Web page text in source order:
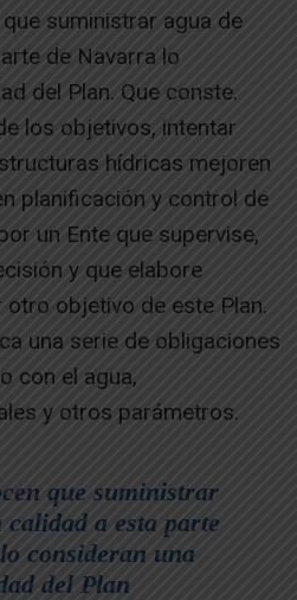
suministrar agua de
de Navarra lo
del Plan. Que conste.
los objetivos, intentar
hídricas mejoren
planificación y control de
un Ente que supervise,
y que elabore
objetivo de este Plan.
una serie de obligaciones
con el agua,
y otros parámetros.
que suministrar
calidad a esta parte
consideran una
del Plan